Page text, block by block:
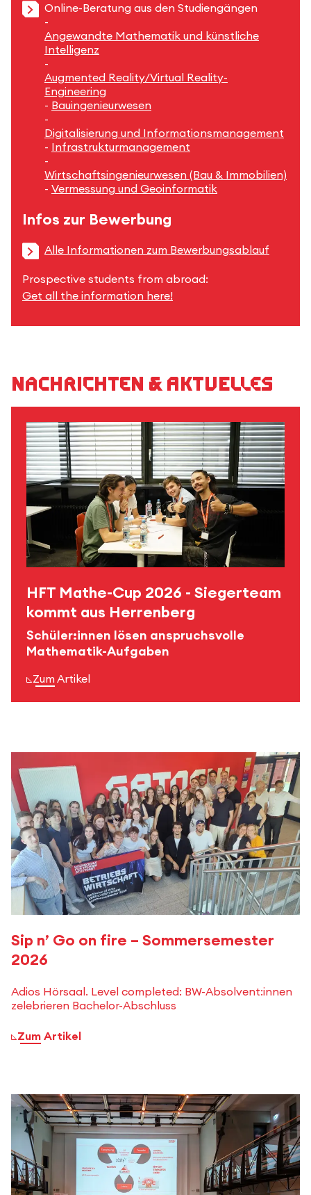
Online-Beratung aus den Studiengängen
-
Angewandte Mathematik und künstliche
Intelligenz
-
Augmented Reality/Virtual Reality-
Engineering
- Bauingenieurwesen
-
Digitalisierung und Informationsmanagement
- Infrastrukturmanagement
-
Wirtschaftsingenieurwesen (Bau & Immobilien)
- Vermessung und Geoinformatik
Infos zur Bewerbung
Alle Informationen zum Bewerbungsablauf
Prospective students from abroad:
Get all the information here!
Nachrichten & Aktuelles
HFT Mathe-Cup 2026 - Siegerteam
kommt aus Herrenberg
Schüler:innen lösen anspruchsvolle
Mathematik-Aufgaben
Zum Artikel
Sip n’ Go on fire – Sommersemester
2026
Adios Hörsaal. Level completed: BW-Absolvent:innen
zelebrieren Bachelor-Abschluss
Zum Artikel